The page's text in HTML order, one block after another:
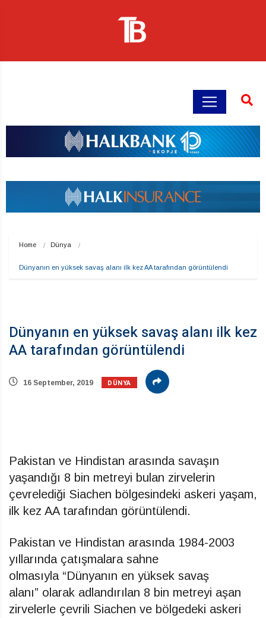
Home Dünya
Dünyanın en yüksek savaş alanı ilk kez AA tarafından görüntülendi
Dünyanın en yüksek savaş alanı ilk kez
AA tarafından görüntülendi
16 September, 2019 DÜNYA
Pakistan ve Hindistan arasında savaşın
yaşandığı 8 bin metreyi bulan zirvelerin
çevrelediği Siachen bölgesindeki askeri yaşam,
ilk kez AA tarafından görüntülendi.
Pakistan ve Hindistan arasında 1984-2003
yıllarında çatışmalara sahne
olmasıyla “Dünyanın en yüksek savaş
alanı” olarak adlandırılan 8 bin metreyi aşan
zirvelerle çevrili Siachen ve bölgedeki askeri